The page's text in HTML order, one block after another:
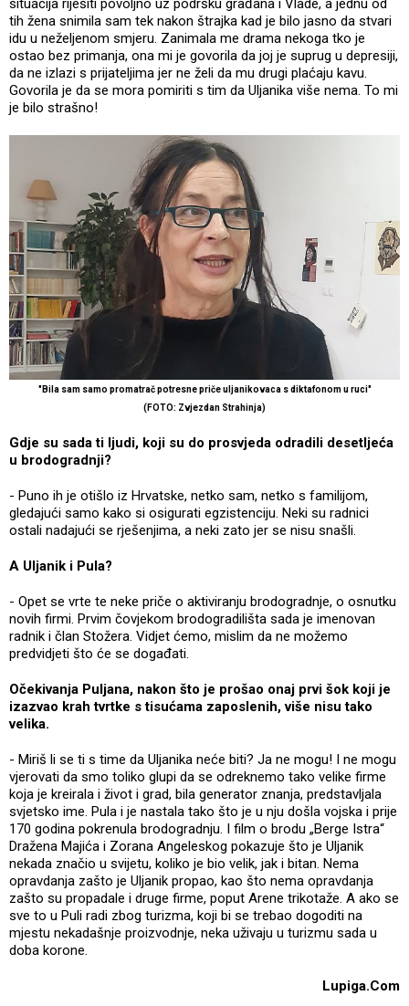
tih žena snimila sam tek nakon štrajka kad je bilo jasno da stvari
idu u neželjenom smjeru. Zanimala me drama nekoga tko je
ostao bez primanja, ona mi je govorila da joj je suprug u depresiji,
da ne izlazi s prijateljima jer ne želi da mu drugi plaćaju kavu.
Govorila je da se mora pomiriti s tim da Uljanika više nema. To mi
je bilo strašno!
"Bila sam samo promatrač potresne priče uljanikovaca s diktafonom u ruci"
(FOTO: Zvjezdan Strahinja)
Gdje su sada ti ljudi, koji su do prosvjeda odradili desetljeća
u brodogradnji?
- Puno ih je otišlo iz Hrvatske, netko sam, netko s familijom,
gledajući samo kako si osigurati egzistenciju. Neki su radnici
ostali nadajući se rješenjima, a neki zato jer se nisu snašli.
A Uljanik i Pula?
- Opet se vrte te neke priče o aktiviranju brodogradnje, o osnutku
novih firmi. Prvim čovjekom brodogradilišta sada je imenovan
radnik i član Stožera. Vidjet ćemo, mislim da ne možemo
predvidjeti što će se događati.
Očekivanja Puljana, nakon što je prošao onaj prvi šok koji je
izazvao krah tvrtke s tisućama zaposlenih, više nisu tako
velika.
- Miriš li se ti s time da Uljanika neće biti? Ja ne mogu! I ne mogu
vjerovati da smo toliko glupi da se odreknemo tako velike firme
koja je kreirala i život i grad, bila generator znanja, predstavljala
svjetsko ime. Pula i je nastala tako što je u nju došla vojska i prije
170 godina pokrenula brodogradnju. I film o brodu „Berge Istra“
Dražena Majića i Zorana Angeleskog pokazuje što je Uljanik
nekada značio u svijetu, koliko je bio velik, jak i bitan. Nema
opravdanja zašto je Uljanik propao, kao što nema opravdanja
zašto su propadale i druge firme, poput Arene trikotaže. A ako se
sve to u Puli radi zbog turizma, koji bi se trebao dogoditi na
mjestu nekadašnje proizvodnje, neka uživaju u turizmu sada u
doba korone.
Lupiga.Com